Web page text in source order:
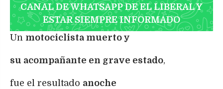
CANAL DE WHATSAPP DE EL LIBERAL Y
ESTAR SIEMPRE INFORMADO
Un motociclista muerto y
su acompañante en grave estado,
fue el resultado anoche